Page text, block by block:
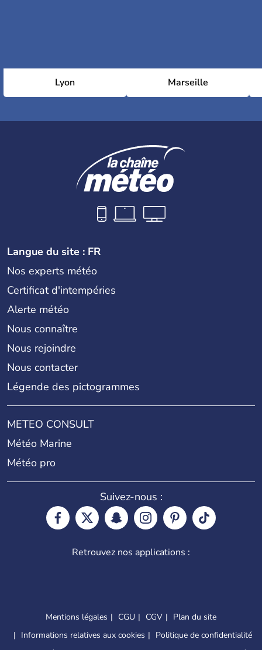
Lyon Marseille
Langue du site : FR
Nos experts météo
Certificat d'intempéries
Alerte météo
Nous connaître
Nous rejoindre
Nous contacter
Légende des pictogrammes
METEO CONSULT
Météo Marine
Météo pro
Suivez-nous :
Retrouvez nos applications :
Mentions légales CGU CGV
Plan du site
Informations relatives aux cookies
Politique de confidentialité